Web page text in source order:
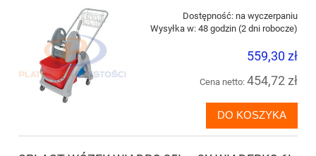
Dostępność: na wyczerpaniu
Wysyłka w: 48 godzin (2 dni robocze)
559,30 zł
Cena netto: 454,72 zł
DO KOSZYKA